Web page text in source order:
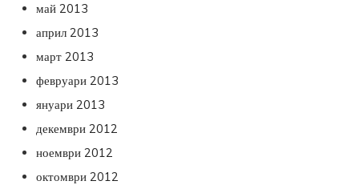
май 2013
април 2013
март 2013
февруари 2013
януари 2013
декември 2012
ноември 2012
октомври 2012